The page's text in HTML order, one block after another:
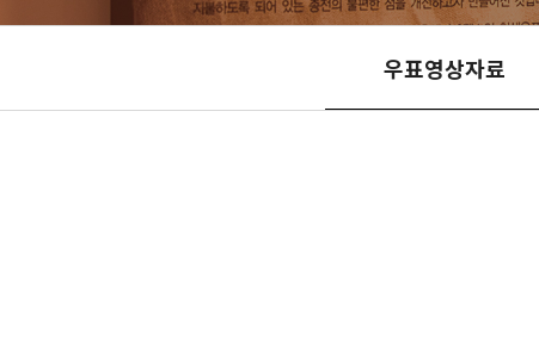
우표영상자료